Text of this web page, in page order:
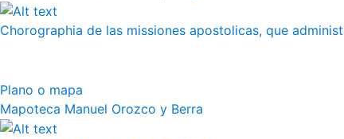
Chorographia de las missiones apostolicas, que
Plano o mapa
Mapoteca Manuel Orozco y Berra